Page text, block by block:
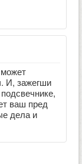
И, зажегши
ваш пред
дела и